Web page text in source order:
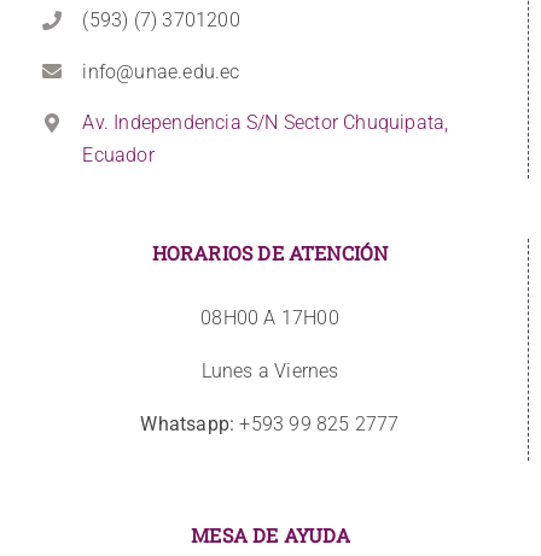
(593) (7) 3701200
info@unae.edu.ec
Av. Independencia S/N Sector Chuquipata,
Ecuador
HORARIOS DE ATENCIÓN
08H00 A 17H00
Lunes a Viernes
Whatsapp: +593 99 825 2777
MESA DE AYUDA